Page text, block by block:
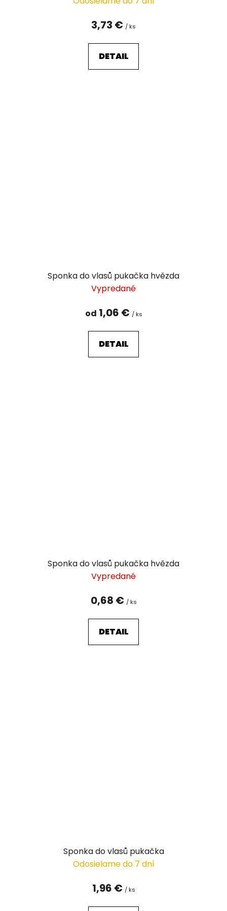
3,73 € / ks
DETAIL
Sponka do vlasů pukačka hvězda
Vypredané
od 1,06 € / ks
DETAIL
Sponka do vlasů pukačka hvězda
Vypredané
0,68 € / ks
DETAIL
Sponka do vlasů pukačka
Odosielame do 7 dní
1,96 € / ks